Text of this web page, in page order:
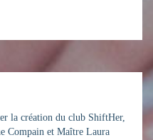
la création du club ShiftHer,
Compain et Maître Laura